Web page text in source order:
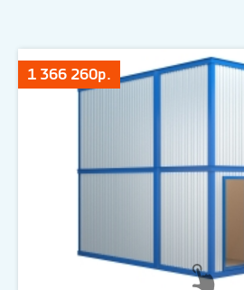
1 366 260р.